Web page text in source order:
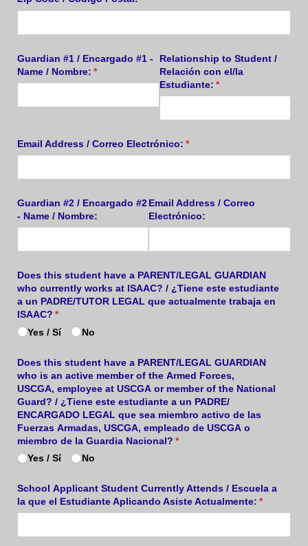
Guardian #1 /​ Encargado #1 -
Name /​ Nombre: *
(required)
Relationship to Student /​
Relación con el/​la
Estudiante: *
(required)
Email Address /​ Correo Electrónico: *
(required)
Guardian #2 /​ Encargado #2
- Name /​ Nombre:
Email Address /​ Correo
Electrónico:
Does this student have a PARENT/​LEGAL GUARDIAN
who currently works at ISAAC? /​ ¿Tiene este estudiante
a un PADRE/​TUTOR LEGAL que actualmente trabaja en
ISAAC? *
(required)
Yes /​ Sí
No
Does this student have a PARENT/​LEGAL GUARDIAN
who is an active member of the Armed Forces,
USCGA, employee at USCGA or member of the National
Guard? /​ ¿Tiene este estudiante a un PADRE/​
ENCARGADO LEGAL que sea miembro activo de las
Fuerzas Armadas, USCGA, empleado de USCGA o
miembro de la Guardia Nacional? *
(required)
Yes /​ Sí
No
School Applicant Student Currently Attends /​ Escuela a
la que el Estudiante Aplicando Asiste Actualmente: *
(required)